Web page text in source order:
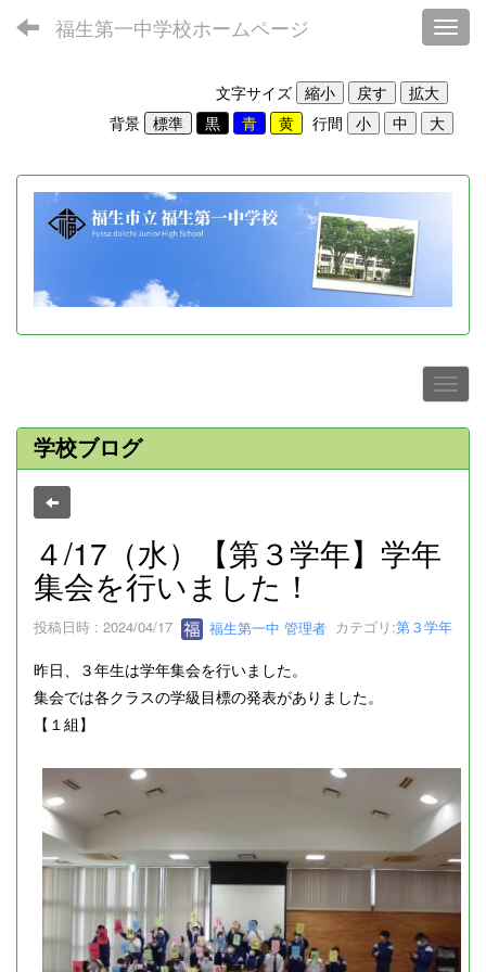
福生第一中学校ホームページ
文字サイズ
背景
行間
学校ブログ
４/17（水）【第３学年】学年
集会を行いました！
投稿日時 : 2024/04/17 福生第一中 管理者 カテゴリ:第３学年
昨日、３年生は学年集会を行いました。
集会では各クラスの学級目標の発表がありました。
【１組】